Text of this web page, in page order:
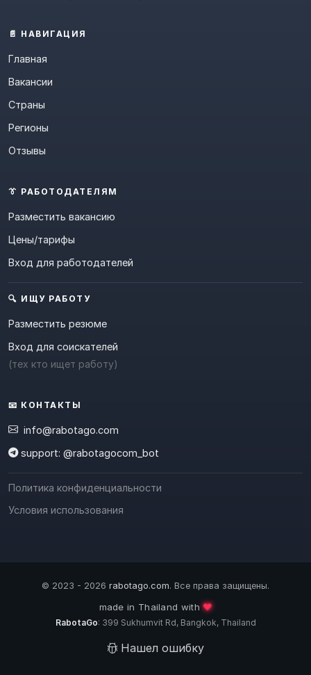
📄 НАВИГАЦИЯ
Главная
Вакансии
Страны
Регионы
Отзывы
👔 РАБОТОДАТЕЛЯМ
Разместить вакансию
Цены/тарифы
Вход для работодателей
🔍 ИЩУ РАБОТУ
Разместить резюме
Вход для соискателей
(тех кто ищет работу)
📧 КОНТАКТЫ
info@rabotago.com
support: @rabotagocom_bot
Политика конфиденциальности
Условия использования
© 2023 - 2026 rabotago.com. Все права защищены.
made in Thailand with❤️
RabotaGo: 399 Sukhumvit Rd, Bangkok, Thailand
Нашел ошибку